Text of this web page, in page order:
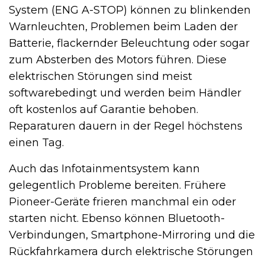
System (ENG A-STOP) können zu blinkenden
Warnleuchten, Problemen beim Laden der
Batterie, flackernder Beleuchtung oder sogar
zum Absterben des Motors führen. Diese
elektrischen Störungen sind meist
softwarebedingt und werden beim Händler
oft kostenlos auf Garantie behoben.
Reparaturen dauern in der Regel höchstens
einen Tag.
Auch das Infotainmentsystem kann
gelegentlich Probleme bereiten. Frühere
Pioneer-Geräte frieren manchmal ein oder
starten nicht. Ebenso können Bluetooth-
Verbindungen, Smartphone-Mirroring und die
Rückfahrkamera durch elektrische Störungen